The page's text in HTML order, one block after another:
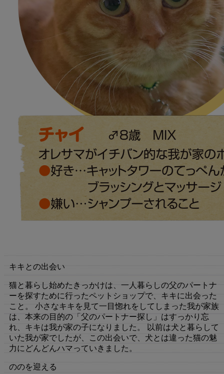
キキとの出会い
猫と暮らし始めたきっかけは、一人暮らしの父のパートナ
ーを探すために行ったペットショップで、キキに出会った
こと。 小さなキキを見て一目惚れをしてしまった我が家族
は、本来の目的の「父のパートナー探し」はすっかり忘
れ、キキは我が家の子になりました。 以前は犬と暮らして
いた我が家でしたが、この出会いで、犬とは違った猫の魅
力にどんどんハマっていきました。
ののを迎える